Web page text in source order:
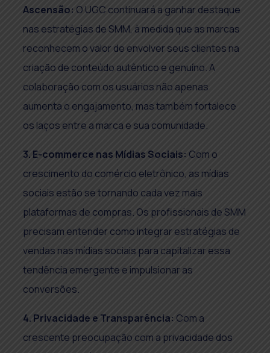
Ascensão: O UGC continuará a ganhar destaque
nas estratégias de SMM, à medida que as marcas
reconhecem o valor de envolver seus clientes na
criação de conteúdo autêntico e genuíno. A
colaboração com os usuários não apenas
aumenta o engajamento, mas também fortalece
os laços entre a marca e sua comunidade.
3. E-commerce nas Mídias Sociais: Com o
crescimento do comércio eletrônico, as mídias
sociais estão se tornando cada vez mais
plataformas de compras. Os profissionais de SMM
precisam entender como integrar estratégias de
vendas nas mídias sociais para capitalizar essa
tendência emergente e impulsionar as
conversões.
4. Privacidade e Transparência: Com a
crescente preocupação com a privacidade dos